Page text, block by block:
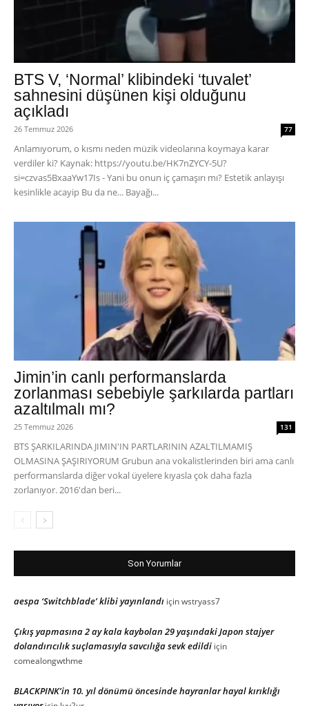
BTS V, ‘Normal’ klibindeki ‘tuvalet’
sahnesini düşünen kişi olduğunu
açıkladı
26 Temmuz 2026 77
Anlamıyorum, o kısmı neden müzik videolarına koymaya karar
verdiler ki? Kaynak: https://youtu.be/HK7nZYCY-5U?
si=czvas5BxaaYw17Is - Yani bu onun iç çamaşırı mı? Estetik anlayışı
kesinlikle acayip Bu da ne... Bayağı...
Jimin’in canlı performanslarda
zorlanması sebebiyle şarkılarda partları
azaltılmalı mı?
25 Temmuz 2026 131
BTS ŞARKILARINDA JIMIN'IN PARTLARININ AZALTILMAMIŞ
OLMASINA ŞAŞIRIYORUM Grubun ana vokalistlerinden biri ama canlı
performanslarda diğer vokal üyelere kıyasla çok daha fazla
zorlanıyor. 2016'dan beri...
Son Yorumlar
aespa ‘Switchblade’ klibi yayınlandı içinwstryass7
Çıkış yapmasına 2 ay kala kaybolan 29 yaşındaki Japon stajyer
dolandırıcılık suçlamasıyla savcılığa sevk edildi için
comealongwthme
BLACKPINK’in 10. yıl dönümü öncesinde hayranlar hayal kırıklığı